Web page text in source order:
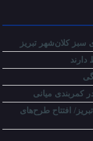
سبز کلان‌شهر تبریز
افتتاح طرح‌های